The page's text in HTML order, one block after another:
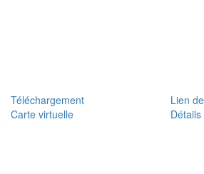
Téléchargement
Lien
Carte virtuelle
Détails